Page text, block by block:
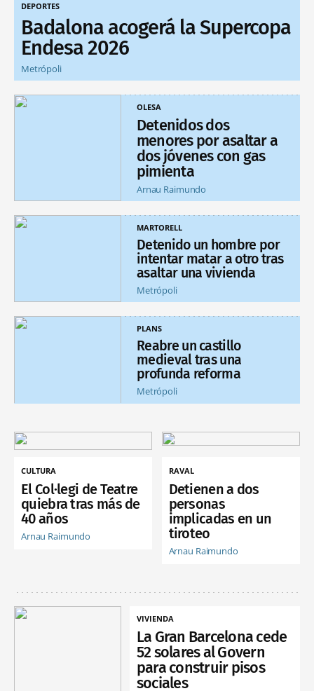
DEPORTES
Badalona acogerá la Supercopa
Endesa 2026
Metrópoli
OLESA
Detenidos dos
menores por asaltar a
dos jóvenes con gas
pimienta
Arnau Raimundo
MARTORELL
Detenido un hombre por
intentar matar a otro tras
asaltar una vivienda
Metrópoli
PLANS
Reabre un castillo
medieval tras una
profunda reforma
Metrópoli
CULTURA
El Col·legi de Teatre
quiebra tras más de
40 años
Arnau Raimundo
RAVAL
Detienen a dos
personas
implicadas en un
tiroteo
Arnau Raimundo
VIVIENDA
La Gran Barcelona cede
52 solares al Govern
para construir pisos
sociales